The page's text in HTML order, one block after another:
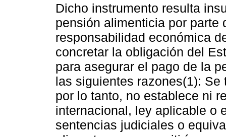
Dicho instrumento resulta
pensión alimenticia por parte
responsabilidad económica
concretar la obligación del
para asegurar el pago de la
las siguientes razones(1):
por lo tanto, no establece ni
internacional, ley aplicable o
sentencias judiciales o